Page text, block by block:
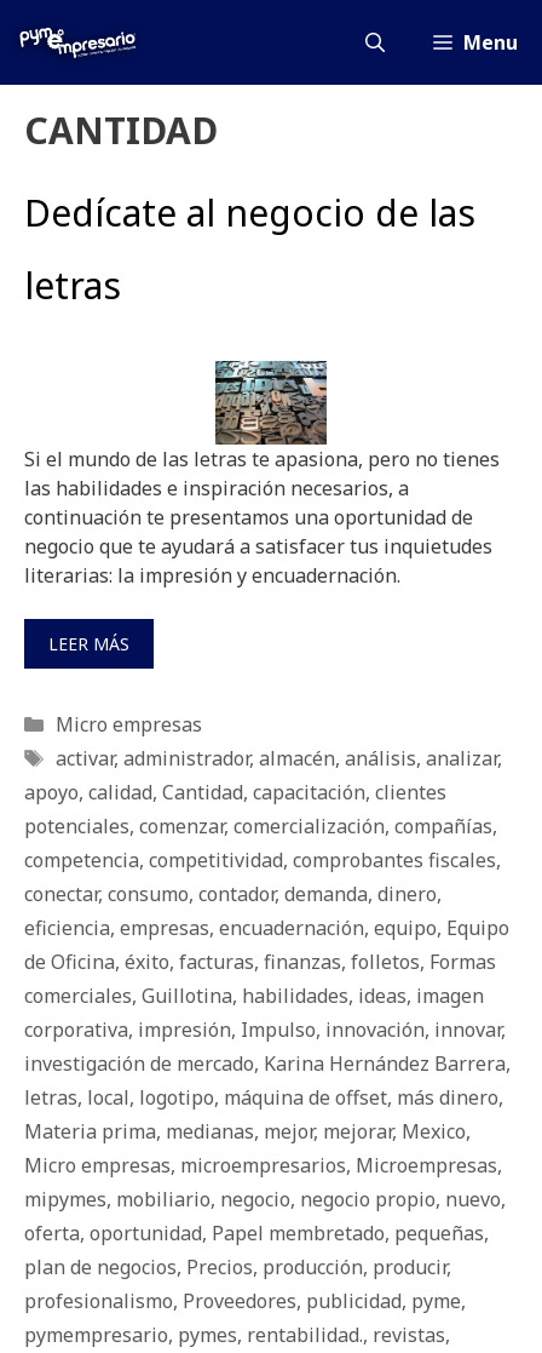
Menu
CANTIDAD
Dedícate al negocio de las
letras
Si el mundo de las letras te apasiona, pero no tienes
las habilidades e inspiración necesarios, a
continuación te presentamos una oportunidad de
negocio que te ayudará a satisfacer tus inquietudes
literarias: la impresión y encuadernación.
LEER MÁS
Categorías
Micro empresas
Etiquetas
activar, administrador, almacén, análisis, analizar,
apoyo, calidad, Cantidad, capacitación, clientes
potenciales, comenzar, comercialización, compañías,
competencia, competitividad, comprobantes fiscales,
conectar, consumo, contador, demanda, dinero,
eficiencia, empresas, encuadernación, equipo, Equipo
de Oficina, éxito, facturas, finanzas, folletos, Formas
comerciales, Guillotina, habilidades, ideas, imagen
corporativa, impresión, Impulso, innovación, innovar,
investigación de mercado, Karina Hernández Barrera,
letras, local, logotipo, máquina de offset, más dinero,
Materia prima, medianas, mejor, mejorar, Mexico,
Micro empresas, microempresarios, Microempresas,
mipymes, mobiliario, negocio, negocio propio, nuevo,
oferta, oportunidad, Papel membretado, pequeñas,
plan de negocios, Precios, producción, producir,
profesionalismo, Proveedores, publicidad, pyme,
pymempresario, pymes, rentabilidad., revistas,